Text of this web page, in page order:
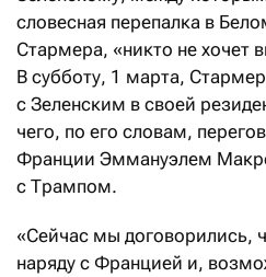
словесная перепалка в
Стармера, «никто не хочет
В субботу, 1 марта,
с Зеленским в своей
чего, по его словам,
Франции Эммануэлем
с Трампом.
«Сейчас мы договорились,
наряду с Францией и,